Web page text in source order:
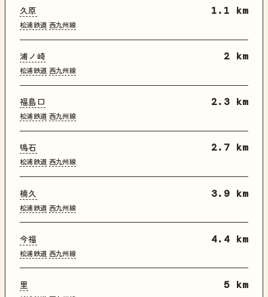
久原
松浦鉄道 西九州線
1.1 km
浦ノ崎
松浦鉄道 西九州線
2 km
福島口
松浦鉄道 西九州線
2.3 km
鳴石
松浦鉄道 西九州線
2.7 km
楠久
松浦鉄道 西九州線
3.9 km
今福
松浦鉄道 西九州線
4.4 km
里 5 km